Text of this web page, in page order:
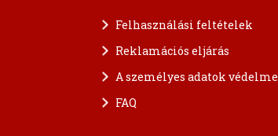
Felhasználási feltételek
Reklamációs eljárás
A személyes adatok védelme
FAQ